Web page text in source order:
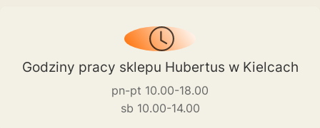
Godziny pracy sklepu Hubertus w Kielcach
pn-pt 10.00-18.00
sb 10.00-14.00